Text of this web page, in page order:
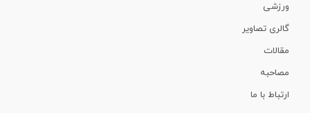
ورزشی
گالری تصاویر
مقالات
مصاحبه
ارتباط با ما